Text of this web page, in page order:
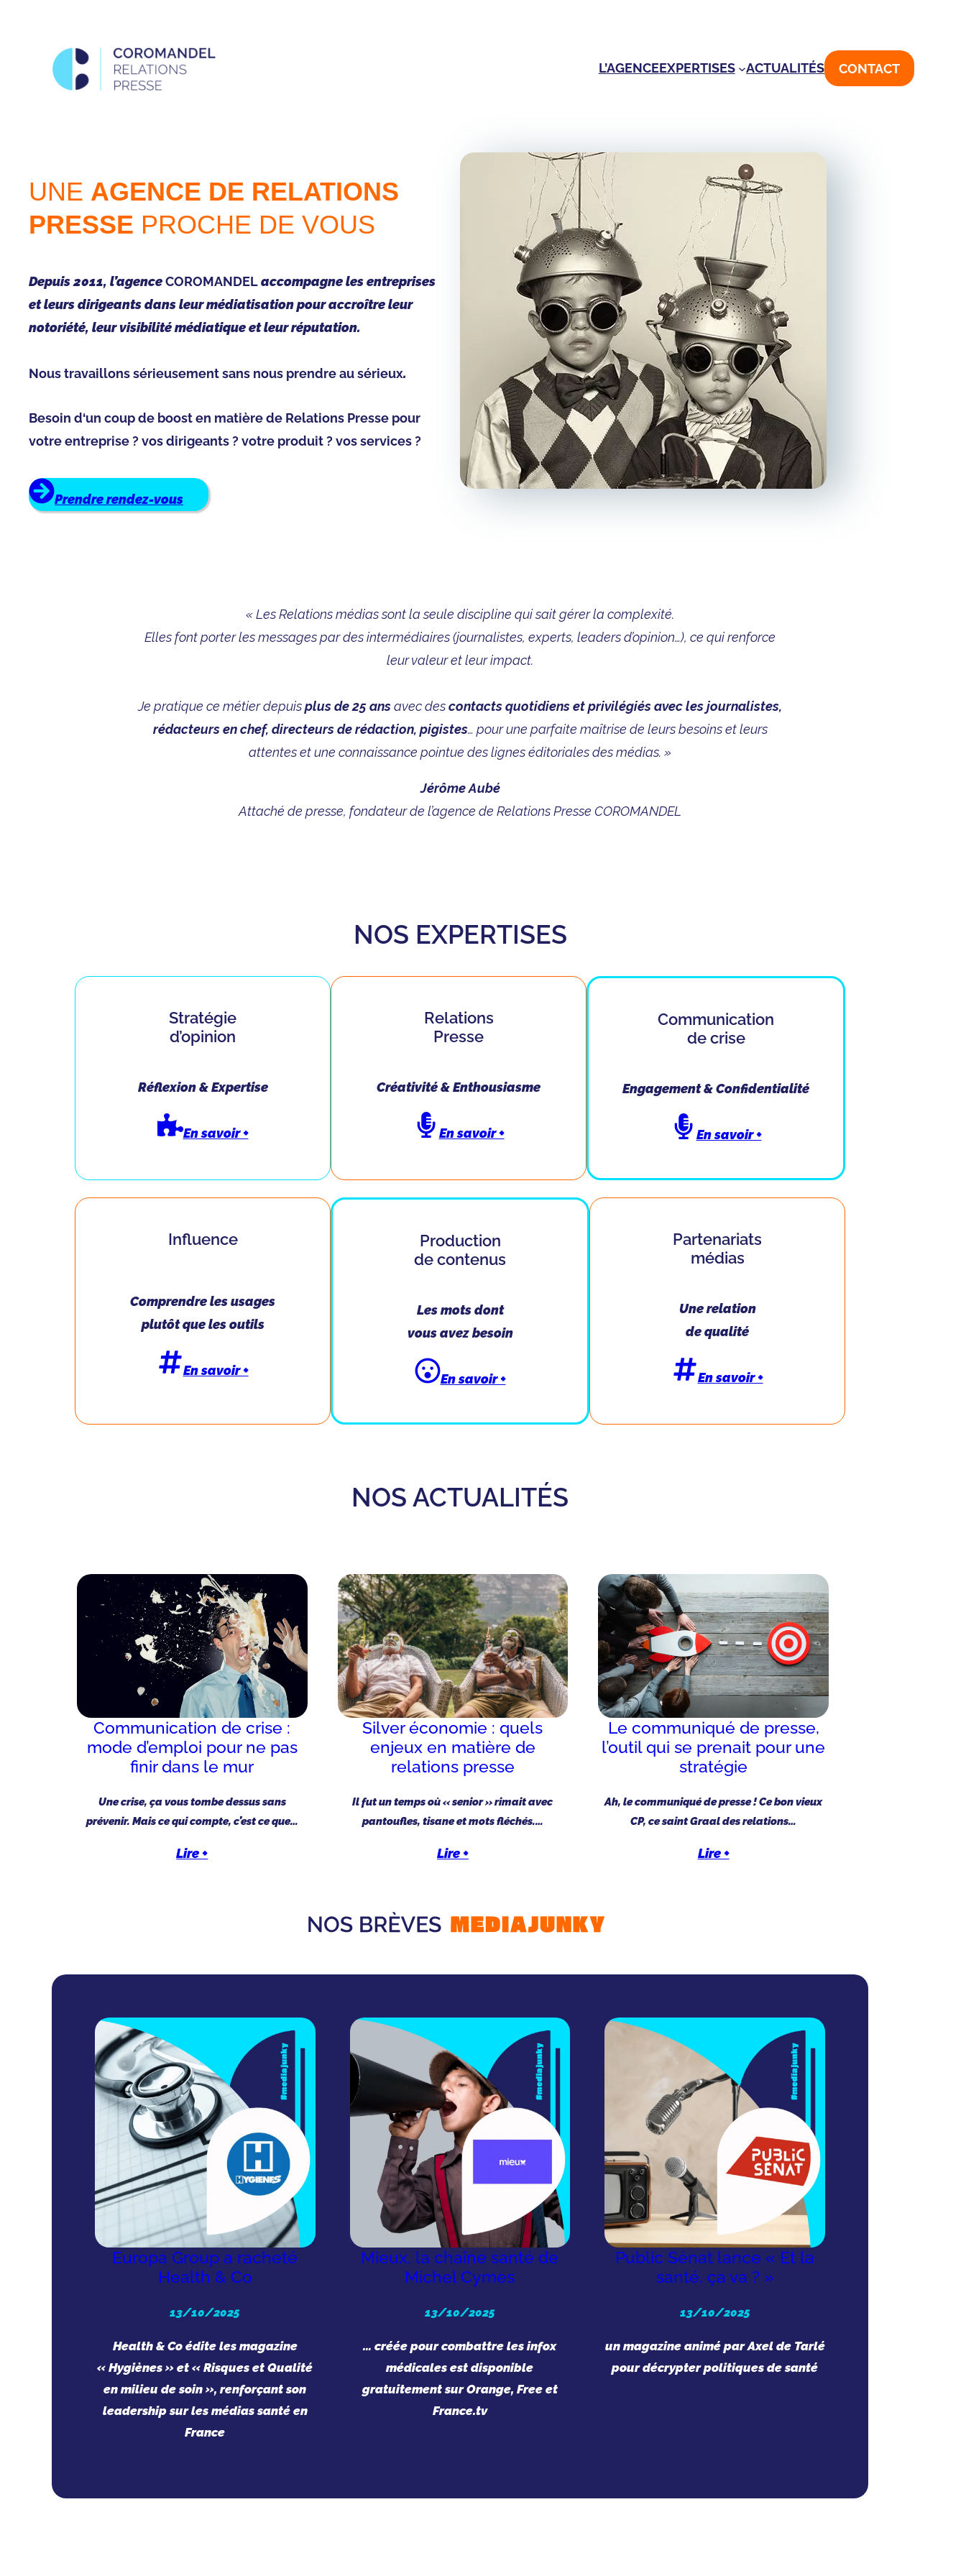
contenu
L’AGENCEEXPERTISES ACTUALITÉS CONTACT
UNE AGENCE DE RELATIONS
PRESSE PROCHE DE VOUS
Depuis 2011, l’agenceCOROMANDELaccompagne les entreprises
et leurs dirigeants dans leur médiatisation pour accroître leur
notoriété, leur visibilité médiatique et leur réputation.
Nous travaillons sérieusement sans nous prendre au sérieux.
Besoin d‘un coup de boost en matière de Relations Presse pour
votre entreprise ? vos dirigeants ? votre produit ? vos services ?
Prendre rendez-vous
« Les Relations médias sont la seule discipline qui sait gérer la complexité.
Elles font porter les messages par des intermédiaires (journalistes, experts, leaders d’opinion…), ce qui renforce
leur valeur et leur impact.
Je pratique ce métier depuisplus de 25 ansavec descontacts quotidiens et privilégiés avec les journalistes,
rédacteurs en chef, directeurs de rédaction, pigistes… pour une parfaite maîtrise de leurs besoins et leurs
attentes et une connaissance pointue des lignes éditoriales des médias. »
Jérôme Aubé
Attaché de presse, fondateur de l’agence de Relations Presse COROMANDEL
NOS EXPERTISES
Stratégie
d’opinion
Réflexion & Expertise
En savoir +
Relations
Presse
Créativité & Enthousiasme
En savoir +
Communication
de crise
Engagement & Confidentialité
En savoir +
Influence
Comprendre les usages
plutôt que les outils
En savoir +
Production
de contenus
Les mots dont
vous avez besoin
En savoir +
Partenariats
médias
Une relation
de qualité
En savoir +
NOS ACTUALITÉS
Communication de crise :
mode d’emploi pour ne pas
finir dans le mur
Une crise, ça vous tombe dessus sans
prévenir. Mais ce qui compte, c’est ce que…
Lire +
Silver économie : quels
enjeux en matière de
relations presse
Il fut un temps où « senior » rimait avec
pantoufles, tisane et mots fléchés.…
Lire +
Le communiqué de presse,
l’outil qui se prenait pour une
stratégie
Ah, le communiqué de presse ! Ce bon vieux
CP, ce saint Graal des relations…
Lire +
Europa Group a racheté
Health & Co
13/10/2025
Health & Co édite les magazine
« Hygiènes » et « Risques et Qualité
en milieu de soin », renforçant son
leadership sur les médias santé en
France
Mieux, la chaîne santé de
Michel Cymes
13/10/2025
… créée pour combattre les infox
médicales est disponible
gratuitement sur Orange, Free et
France.tv
Public Sénat lance « Et la
santé, ça va ? »
13/10/2025
un magazine animé par Axel de Tarlé
pour décrypter politiques de santé